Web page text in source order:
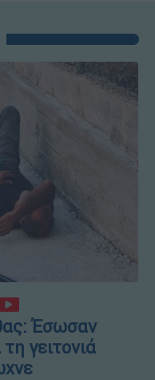
Έσωσαν
γειτονιά